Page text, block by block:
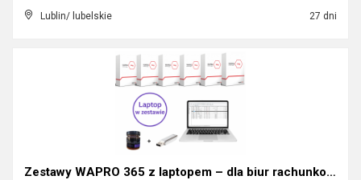
Lublin/ lubelskie 27 dni
Zestawy WAPRO 365 z laptopem – dla biur rachunkowy...